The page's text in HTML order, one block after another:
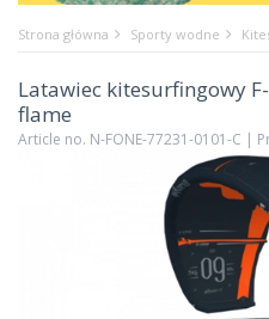
Strona główna Sporty wodne
Latawiec kitesurfingowy
flame
Article no. N-FONE-77231-0101-C |